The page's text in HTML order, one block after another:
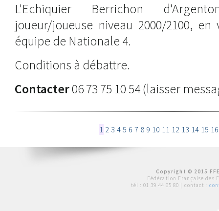
L'Echiquier Berrichon
joueur/joueuse niveau 2000/2100,
équipe de Nationale 4.
Conditions à débattre.
Contacter06 73 75 10 54 (laisser
1 2 3 4 5 6 7 8 9 10 11 12 13 14 15 16
Copyright © 2015
Fédération Française des
tél : 01 39 44 65 80 | contact :